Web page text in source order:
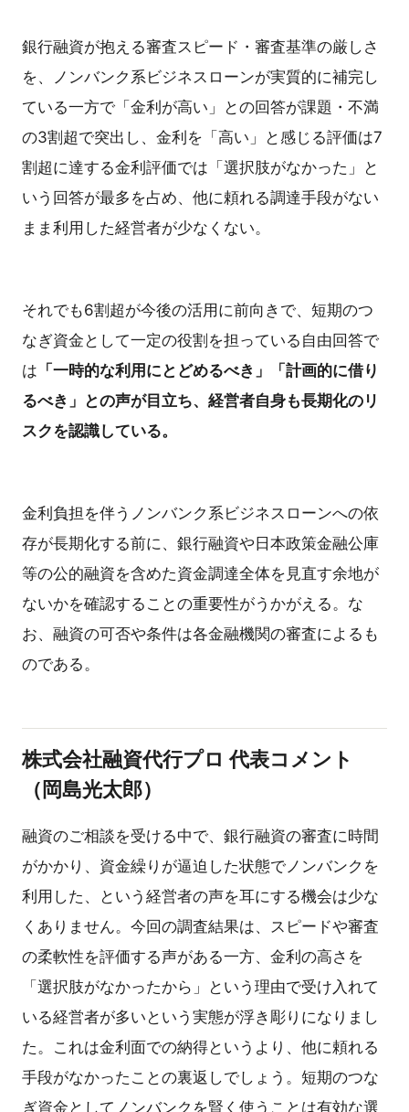
銀行融資が抱える審査スピード・審査基準の厳しさ
を、ノンバンク系ビジネスローンが実質的に補完し
ている一方で「金利が高い」との回答が課題・不満
の3割超で突出し、金利を「高い」と感じる評価は7
割超に達する金利評価では「選択肢がなかった」と
いう回答が最多を占め、他に頼れる調達手段がない
まま利用した経営者が少なくない。
それでも6割超が今後の活用に前向きで、短期のつ
なぎ資金として一定の役割を担っている自由回答で
は 「一時的な利用にとどめるべき」「計画的に借り
るべき」との声が目立ち、経営者自身も長期化のリ
スクを認識している。
金利負担を伴うノンバンク系ビジネスローンへの依
存が長期化する前に、銀行融資や日本政策金融公庫
等の公的融資を含めた資金調達全体を見直す余地が
ないかを確認することの重要性がうかがえる。な
お、融資の可否や条件は各金融機関の審査によるも
のである。
株式会社融資代行プロ 代表コメント
（岡島光太郎）
融資のご相談を受ける中で、銀行融資の審査に時間
がかかり、資金繰りが逼迫した状態でノンバンクを
利用した、という経営者の声を耳にする機会は少な
くありません。今回の調査結果は、スピードや審査
の柔軟性を評価する声がある一方、金利の高さを
「選択肢がなかったから」という理由で受け入れて
いる経営者が多いという実態が浮き彫りになりまし
た。これは金利面での納得というより、他に頼れる
手段がなかったことの裏返しでしょう。短期のつな
ぎ資金としてノンバンクを賢く使うことは有効な選